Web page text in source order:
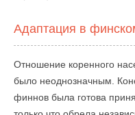
Адаптация в
Отношение коренного
было неоднозначным.
финнов была готова